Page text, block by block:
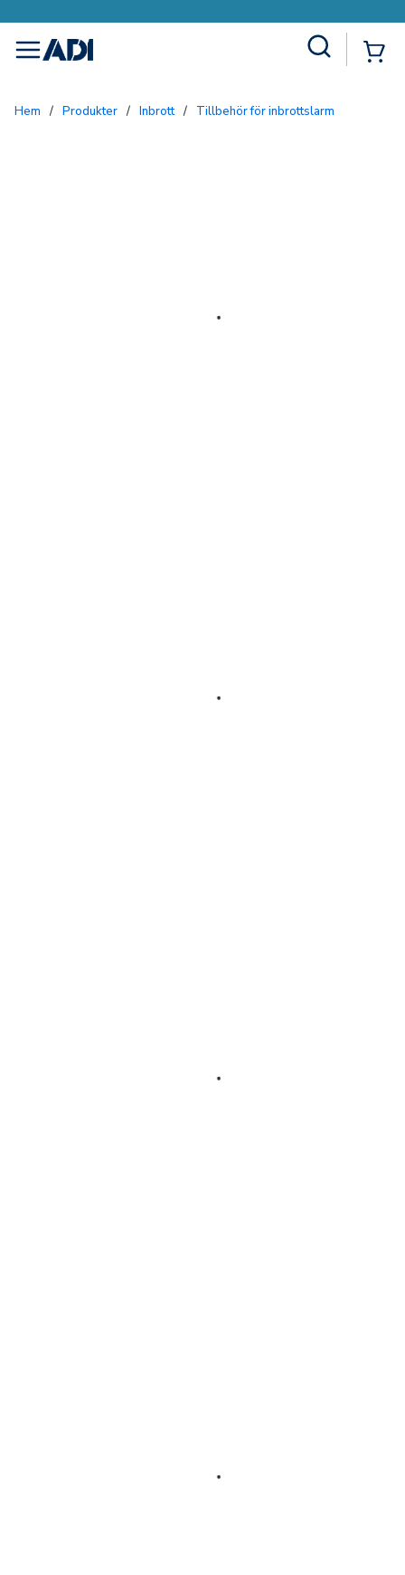
menu
Hem / Produkter / Inbrott / Tillbehör för inbrottslarm